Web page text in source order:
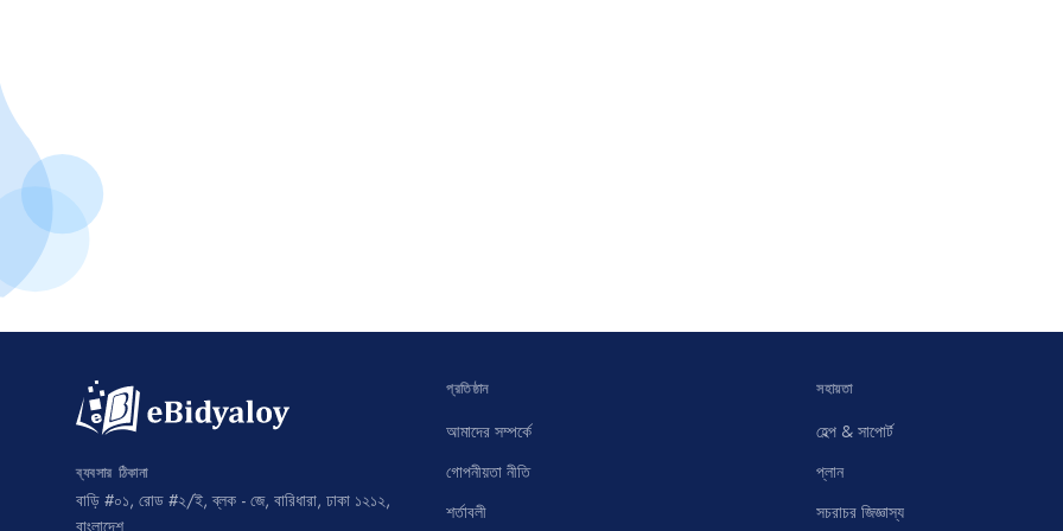
ব্যবসার ঠিকানা
বাড়ি #০১, রোড #২/ই, ব্লক - জে, বারিধারা, ঢাকা ১২১২,
বাংলাদেশ
প্রতিষ্ঠান
আমাদের সম্পর্কে
গোপনীয়তা নীতি
শর্তাবলী
সহায়তা
হেল্প & সাপোর্ট
প্লান
সচরাচর জিজ্ঞাস্য